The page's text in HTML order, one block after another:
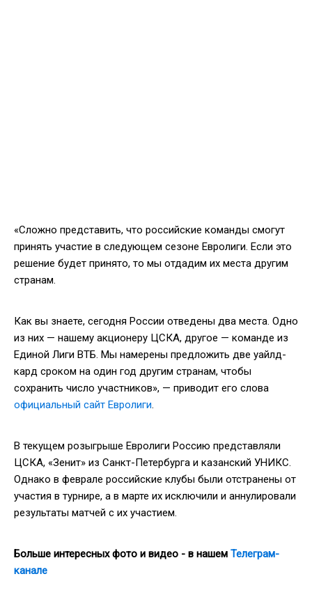
«Сложно представить, что российские команды смогут
принять участие в следующем сезоне Евролиги. Если это
решение будет принято, то мы отдадим их места другим
странам.
Как вы знаете, сегодня России отведены два места. Одно
из них — нашему акционеру ЦСКА, другое — команде из
Единой Лиги ВТБ. Мы намерены предложить две уайлд-
кард сроком на один год другим странам, чтобы
сохранить число участников», — приводит его слова
официальный сайт Евролиги.
В текущем розыгрыше Евролиги Россию представляли
ЦСКА, «Зенит» из Санкт-Петербурга и казанский УНИКС.
Однако в феврале российские клубы были отстранены от
участия в турнире, а в марте их исключили и аннулировали
результаты матчей с их участием.
Больше интересных фото и видео - в нашем Телеграм-
канале